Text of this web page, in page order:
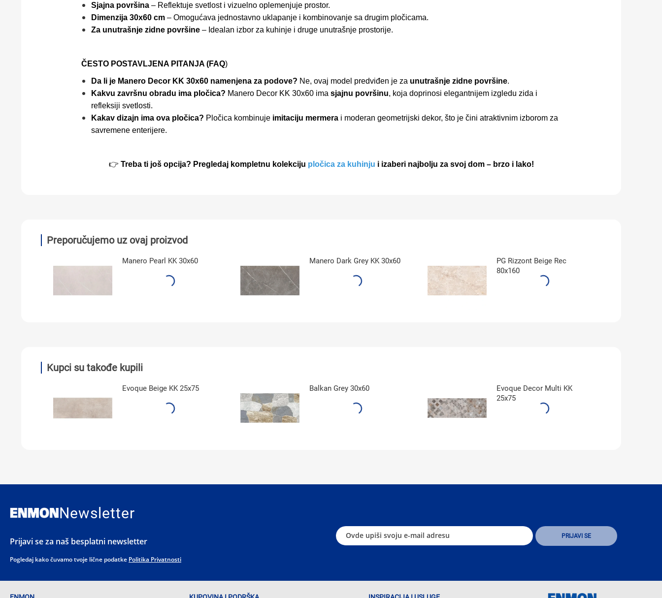
Sjajna površina– Reflektuje svetlost i vizuelno oplemenjuje prostor.
Dimenzija 30x60 cm– Omogućava jednostavno uklapanje i kombinovanje sa drugim pločicama.
Za unutrašnje zidne površine– Idealan izbor za kuhinje i druge unutrašnje prostorije.
ČESTO POSTAVLJENA PITANJA (FAQ)
Da li je Manero Decor KK 30x60 namenjena za podove? Ne, ovaj model predviđen je za unutrašnje zidne površine.
Kakvu završnu obradu ima pločica? Manero Decor KK 30x60 ima sjajnu površinu, koja doprinosi elegantnijem izgledu zida i
refleksiji svetlosti.
Kakav dizajn ima ova pločica? Pločica kombinuje imitaciju mermerai moderan geometrijski dekor, što je čini atraktivnim izborom za
savremene enterijere.
👉 Treba ti još opcija? Pregledaj kompletnu kolekciju pločica za kuhinju i izaberi najbolju za svoj dom – brzo i lako!
Preporučujemo uz ovaj proizvod
Manero Pearl KK 30x60 Manero Dark Grey KK 30x60
PG Rizzont Beige Rec
80x160
Kupci su takođe kupili
Evoque Beige KK 25x75 Balkan Grey 30x60
Evoque Decor Multi KK
25x75
Newsletter
Prijavi se za naš besplatni newsletter
Pogledaj kako čuvamo tvoje lične podatke Politika Privatnosti